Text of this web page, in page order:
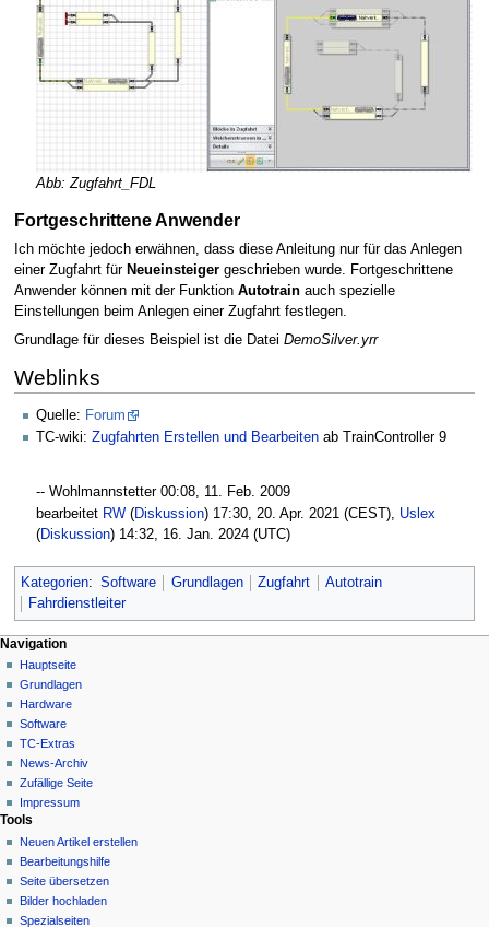
Abb: Zugfahrt_FDL
Fortgeschrittene Anwender
Ich möchte jedoch erwähnen, dass diese Anleitung nur für das Anlegen
einer Zugfahrt für Neueinsteigergeschrieben wurde. Fortgeschrittene
Anwender können mit der Funktion Autotrainauch spezielle
Einstellungen beim Anlegen einer Zugfahrt festlegen.
Grundlage für dieses Beispiel ist die Datei DemoSilver.yrr
Weblinks
Quelle: Forum
TC-wiki: Zugfahrten Erstellen und Bearbeiten ab TrainController 9
--‎ Wohlmannstetter 00:08, 11. Feb. 2009
bearbeitet RW (Diskussion) 17:30, 20. Apr. 2021 (CEST), Uslex
(Diskussion) 14:32, 16. Jan. 2024 (UTC)
Kategorien: Software Grundlagen Zugfahrt
Autotrain
Fahrdienstleiter
N
a
v
g
a
i
o
n
s
m
Seitenaktionen
Seite
Diskussion
Lesen
Quelltext
anzeigen
Versionsgeschichte
Meine Werkzeuge
Deutsch
Anmelden
Navigation
Hauptseite
Grundlagen
Hardware
Software
TC-Extras
News-Archiv
Zufällige Seite
Impressum
Tools
Neuen Artikel erstellen
Bearbeitungshilfe
Seite übersetzen
Bilder hochladen
Spezialseiten